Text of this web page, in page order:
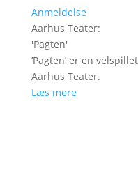
Anmeldelse
Aarhus Teater:
'Pagten'
’Pagten’ er en
Aarhus Teater.
Læs mere